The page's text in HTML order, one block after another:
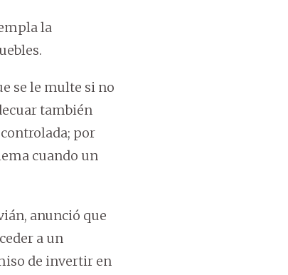
la
se le multe si no
también
por
cuando un
anunció que
a un
de invertir en